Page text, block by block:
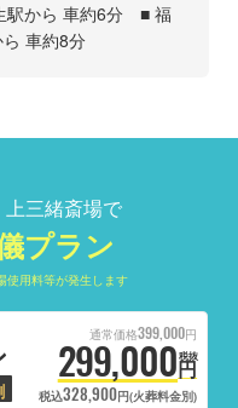
駅から 車約6分 ■ 福
車約8分
三緒斎場で
プラン
使用料等が発生します
通常価格399,000円
299,000円
税抜
税込328,900円(火葬料金別)